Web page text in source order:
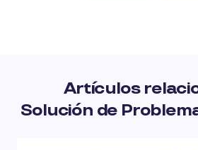
Artículos
Solución de